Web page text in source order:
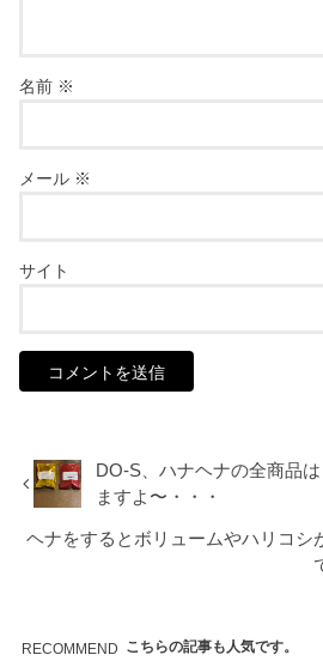
名前 ※
メール ※
サイト
DO-S、ハナヘナの全商品
ますよ〜・・・
ヘナをするとボリュームやハリコシ
RECOMMEND こちらの記事も人気です。